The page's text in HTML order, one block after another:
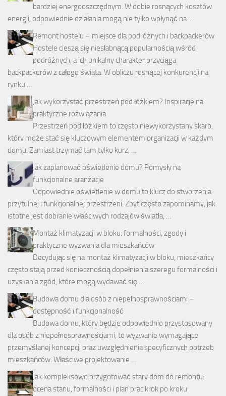
bardziej energooszczędnym. W dobie rosnących kosztów
energii, odpowiednie działania mogą nie tylko wpłynąć na …
Remont hostelu – miejsce dla podróżnych i backpackerów
Hostele cieszą się niesłabnącą popularnością wśród
podróżnych, a ich unikalny charakter przyciąga
backpackerów z całego świata. W obliczu rosnącej konkurencji na
rynku …
Jak wykorzystać przestrzeń pod łóżkiem? Inspiracje na
praktyczne rozwiązania
Przestrzeń pod łóżkiem to często niewykorzystany skarb,
który może stać się kluczowym elementem organizacji w każdym
domu. Zamiast trzymać tam tylko kurz, …
Jak zaplanować oświetlenie domu? Pomysły na
funkcjonalne aranżacje
Odpowiednie oświetlenie w domu to klucz do stworzenia
przytulnej i funkcjonalnej przestrzeni. Zbyt często zapominamy, jak
istotne jest dobranie właściwych rodzajów światła, …
Montaż klimatyzacji w bloku: formalności, zgody i
praktyczne wyzwania dla mieszkańców
Decydując się na montaż klimatyzacji w bloku, mieszkańcy
często stają przed koniecznością dopełnienia szeregu formalności i
uzyskania zgód, które mogą wydawać się …
Budowa domu dla osób z niepełnosprawnościami –
dostępność i funkcjonalność
Budowa domu, który będzie odpowiednio przystosowany
dla osób z niepełnosprawnościami, to wyzwanie wymagające
przemyślanej koncepcji oraz uwzględnienia specyficznych potrzeb
mieszkańców. Właściwe projektowanie …
Jak kompleksowo przygotować stary dom do remontu:
ocena stanu, formalności i plan prac krok po kroku